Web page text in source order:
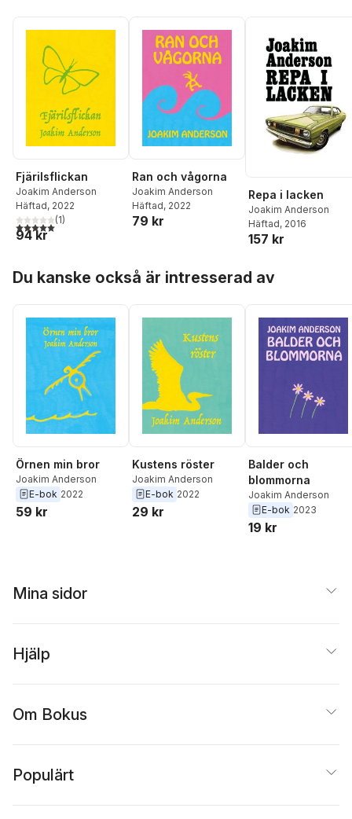
Fjärilsflickan
Joakim Anderson
Häftad, 2022
5,0utav 5 stjärnor. Totalt antal röster:
(1)
94 kr
Ran och vågorna
Joakim Anderson
Häftad, 2022
79 kr
Repa i lacken
Joakim Anderson
Häftad, 2016
157 kr
Du kanske också är intresserad av
Örnen min bror
Joakim Anderson
E-bok 2022
59 kr
Kustens röster
Joakim Anderson
E-bok 2022
29 kr
Balder och
blommorna
Joakim Anderson
E-bok 2023
19 kr
Mina sidor
Hjälp
Om Bokus
Populärt